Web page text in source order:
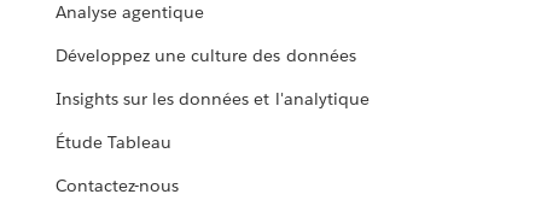
Analyse agentique
Développez une culture des données
Insights sur les données et l'analytique
Étude Tableau
Contactez-nous